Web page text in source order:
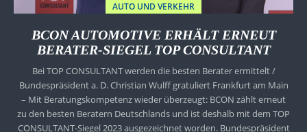
AUTO UND VERKEHR
BCON AUTOMOTIVE ERHÄLT ERNEUT
BERATER-SIEGEL TOP CONSULTANT
Bei TOP CONSULTANT werden die besten Berater ermittelt /
Bundespräsident a. D. Christian Wulff gratuliert Frankfurt am Main
– Mit Beratungskompetenz wieder überzeugt: BCON zählt erneut
zu den besten Beratern Deutschlands und ist deshalb mit dem TOP
CONSULTANT-Siegel 2023 ausgezeichnet worden. Bundespräsident